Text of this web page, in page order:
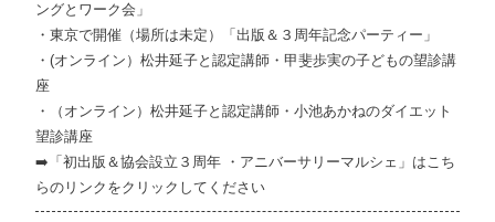
ングとワーク会」
​・東京で開催（場所は未定）「出版＆３周年記念パーティー」
・(オンライン）松井延子と認定講師・甲斐歩実の子どもの望診講
座
・（オンライン）松井延子と認定講師・小池あかねのダイエット
望診講座
➡️ 「初出版＆協会設立３周年 ・アニバーサリーマルシェ」はこち
らのリンクをクリックしてください